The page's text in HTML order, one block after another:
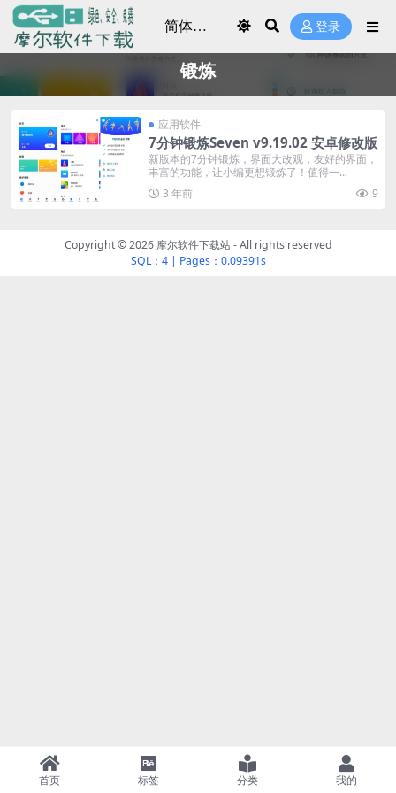
登录
锻炼
应用软件
7分钟锻炼Seven v9.19.02 安卓修改版
新版本的7分钟锻炼，界面大改观，友好的界面，
丰富的功能，让小编更想锻炼了！值得一...
3 年前
9
Copyright © 2026 摩尔软件下载站- All rights reserved
SQL：4| Pages：0.09391s
首页 标签 分类 我的